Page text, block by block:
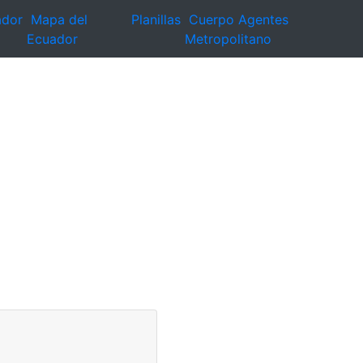
Mapa del
Ecuador
Planillas Cuerpo Agentes
Metropolitano